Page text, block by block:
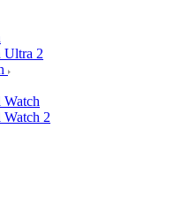
Ultra 2
2